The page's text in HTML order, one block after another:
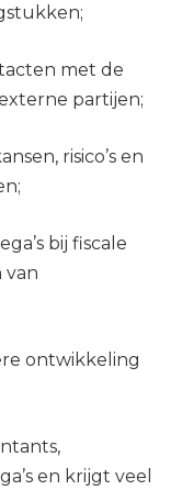
met de
partijen;
risico’s en
bij fiscale
van
ontwikkeling
en krijgt veel